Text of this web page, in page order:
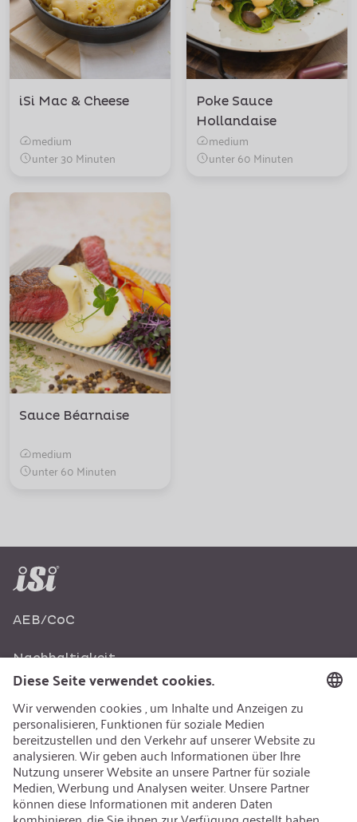
iSi Mac & Cheese
medium
unter 30 Minuten
Poke Sauce
Hollandaise
medium
unter 60 Minuten
Sauce Béarnaise
medium
unter 60 Minuten
AEB/CoC
Nachhaltigkeit
Recycling
Nachhaltigkeit
Karriere
Offene Jobs
Kontakt